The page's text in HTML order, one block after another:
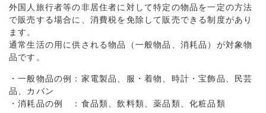
外国人旅行者等の非居住者に対して特定の物品を一定の方法
で販売する場合に、消費税を免除して販売できる制度があり
ます。
通常生活の用に供される物品（一般物品、消耗品）が対象物
品です。
・一般物品の例：家電製品、服・着物、時計・宝飾品、民芸
品、カバン
・消耗品の例 ：食品類、飲料類、薬品類、化粧品類